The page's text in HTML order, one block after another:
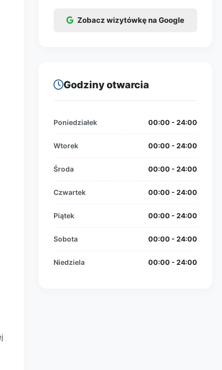
Zobacz wizytówkę na Google
Godziny otwarcia
Poniedziałek 00:00 - 24:00
Wtorek 00:00 - 24:00
Środa 00:00 - 24:00
Czwartek 00:00 - 24:00
Piątek 00:00 - 24:00
Sobota 00:00 - 24:00
Niedziela 00:00 - 24:00